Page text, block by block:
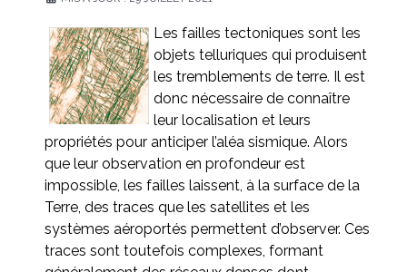
Les failles tectoniques sont les
objets telluriques qui produisent
les tremblements de terre. Il est
donc nécessaire de connaître
leur localisation et leurs
propriétés pour anticiper l’aléa sismique. Alors
que leur observation en profondeur est
impossible, les failles laissent, à la surface de la
Terre, des traces que les satellites et les
systèmes aéroportés permettent d’observer. Ces
traces sont toutefois complexes, formant